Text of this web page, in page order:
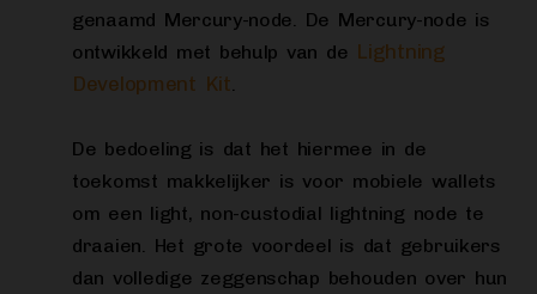
genaamd Mercury-node. De Mercury-node is
ontwikkeld met behulp van de Lightning
Development Kit
De bedoeling is dat het hiermee in de
toekomst makkelijker is voor mobiele wallets
om een light, non-custodial lightning node te
draaien. Het grote voordeel is dat gebruikers
dan volledige zeggenschap behouden over hun